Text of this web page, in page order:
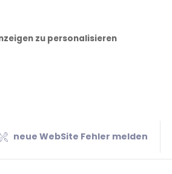
zu personalisieren
neue WebSite Fehler melden